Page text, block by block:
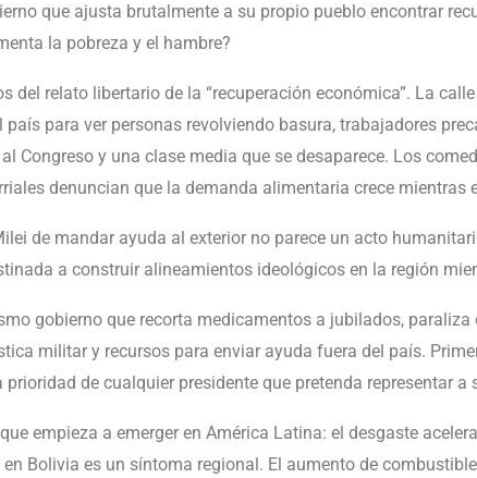
que ajusta brutalmente a su propio pueblo encontrar
la pobreza y el hambre?
del relato libertario de la “recuperación económica”. La
para ver personas revolviendo basura, trabajadores
Congreso y una clase media que se desaparece. Los
denuncian que la demanda alimentaria crece mientras
de mandar ayuda al exterior no parece un acto
a construir alineamientos ideológicos en la región
gobierno que recorta medicamentos a jubilados,
militar y recursos para enviar ayuda fuera del país.
de cualquier presidente que pretenda representar a
empieza a emerger en América Latina: el desgaste
Bolivia es un síntoma regional. El aumento de